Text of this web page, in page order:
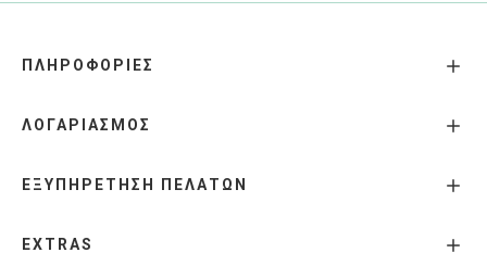
ΠΛΗΡΟΦΟΡΙΕΣ
ΛΟΓΑΡΙΑΣΜΟΣ
ΕΞΥΠΗΡΕΤΗΣΗ ΠΕΛΑΤΩΝ
EXTRAS